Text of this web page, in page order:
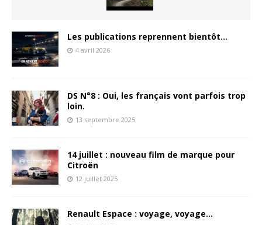
Les publications reprennent bientôt…
4 avril 2026
DS N°8 : Oui, les français vont parfois trop
loin.
13 septembre 2025
14 juillet : nouveau film de marque pour
Citroën
12 juillet 2025
Renault Espace : voyage, voyage…